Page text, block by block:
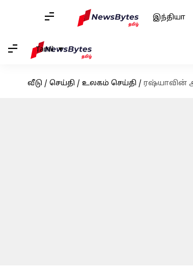
இந்தியா
Tamil
வீடு / செய்தி / உலகம் செய்தி / ரஷ்யாவின்